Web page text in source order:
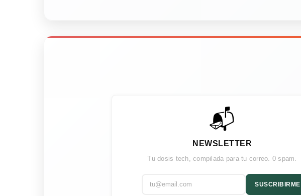
📬
NEWSLETTER
Tu dosis tech, compilada para tu correo. 0 spam.
SUSCRIBIRME